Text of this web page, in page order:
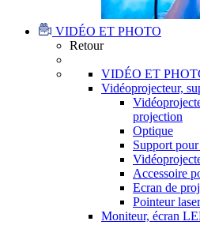
VIDÉO ET PHOTO
Retour
VIDÉO ET
Vidéoprojecteur,
projection
Optique
Support
Accessoire
Ecran de
Pointeur laser
Moniteur, écran